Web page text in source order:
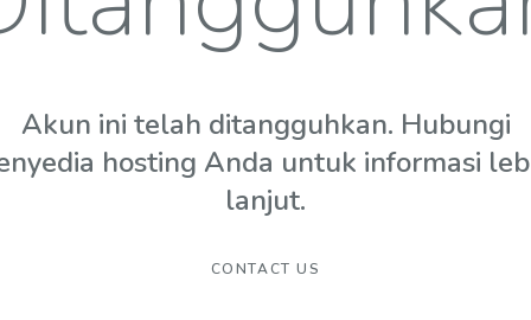
Akun ini telah ditangguhkan. Hubungi
hosting Anda untuk informasi
lanjut.
CONTACT US